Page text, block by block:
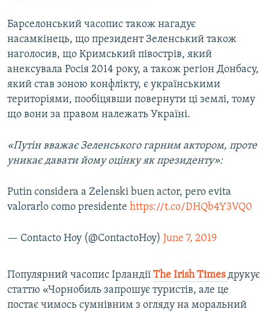
Барселонський часопис також нагадує
насамкінець, що президент Зеленський також
наголосив, що Кримський півострів, який
анексувала Росія 2014 року, а також регіон Донбасу,
який став зоною конфлікту, є українськими
територіями, пообіцявши повернути ці землі, тому
що вони за правом належать Україні.
«Путін вважає Зеленського гарним актором, проте
уникає давати йому оцінку як президенту»:
Putin considera a Zelenski buen actor, pero evita
valorarlo como presidente https://t.co/DHQb4Y3VQ0
— Contacto Hoy (@ContactoHoy) June 7, 2019
​Популярний часопис Ірландії The Irish Timesдрукує
статтю «Чорнобиль запрошує туристів, але це
постає чимось сумнівним з огляду на моральний